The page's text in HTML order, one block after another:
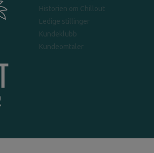
Historien om Chillout
Ledige stillinger
Kundeklubb
Kundeomtaler